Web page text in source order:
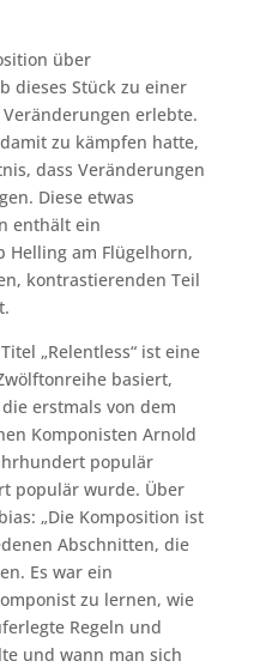
über
dieses Stück zu einer
erlebte.
zu kämpfen hatte,
dass Veränderungen
Diese etwas
enthält ein
Helling am Flügelhorn,
kontrastierenden Teil
„Relentless“ ist eine
basiert,
erstmals von dem
Komponisten Arnold
populär
populär wurde. Über
„Die Komposition ist
Abschnitten, die
Es war ein
zu lernen, wie
Regeln und
und wann man sich